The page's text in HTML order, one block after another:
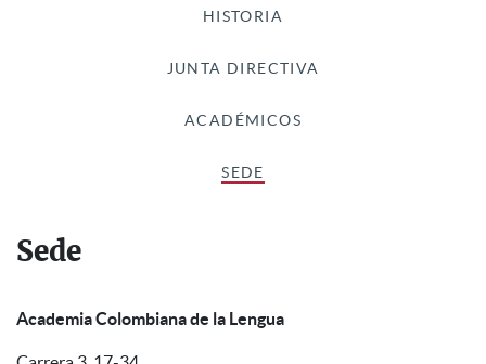
HISTORIA
JUNTA DIRECTIVA
ACADÉMICOS
SEDE
Sede
Academia Colombiana de la Lengua